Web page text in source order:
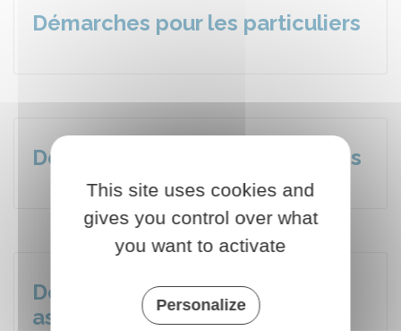
Démarches pour les particuliers
Démarches pour les entreprises
Démarches pour les
associations
This site uses cookies and
gives you control over what
you want to activate
Personalize